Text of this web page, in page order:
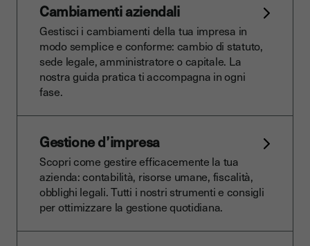
Cambiamenti aziendali
Gestisci i cambiamenti della tua impresa in
modo semplice e conforme: cambio di statuto,
sede legale, amministratore o capitale. La
nostra guida pratica ti accompagna in ogni
fase.
Gestione d’impresa
Scopri come gestire efficacemente la tua
azienda: contabilità, risorse umane, fiscalità,
obblighi legali. Tutti i nostri strumenti e consigli
per ottimizzare la gestione quotidiana.